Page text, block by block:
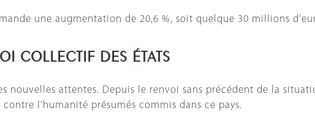
une augmentation de 20,6 %, soit quelque 30 millions
COLLECTIF DES ÉTATS
nouvelles attentes. Depuis le renvoi sans précédent de la
l'humanité présumés commis dans ce pays.